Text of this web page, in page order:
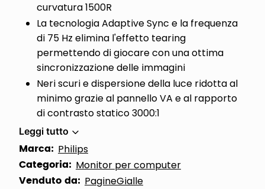
curvatura 1500R
La tecnologia Adaptive Sync e la frequenza
di 75 Hz elimina l'effetto tearing
permettendo di giocare con una ottima
sincronizzazione delle immagini
Neri scuri e dispersione della luce ridotta al
minimo grazie al pannello VA e al rapporto
di contrasto statico 3000:1
Leggi tutto
Marca: Philips
Categoria: Monitor per computer
Venduto da: PagineGialle